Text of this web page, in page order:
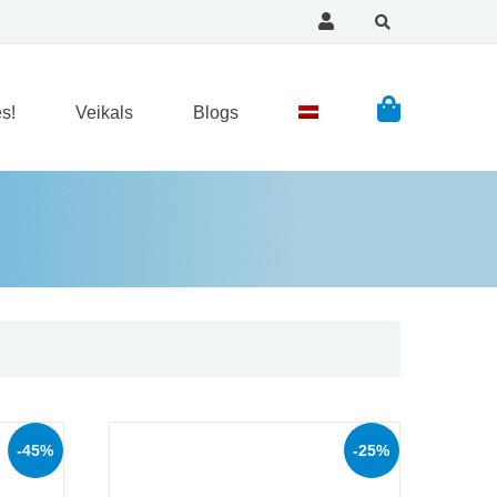
Veikals Blogs
-45% -25%